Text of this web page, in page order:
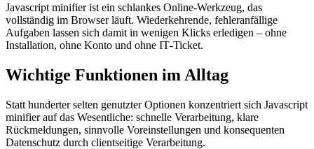
Javascript minifier ist ein schlankes Online‑Werkzeug, das
vollständig im Browser läuft. Wiederkehrende, fehleranfällige
Aufgaben lassen sich damit in wenigen Klicks erledigen – ohne
Installation, ohne Konto und ohne IT‑Ticket.
Wichtige Funktionen im Alltag
Statt hunderter selten genutzter Optionen konzentriert sich Javascript
minifier auf das Wesentliche: schnelle Verarbeitung, klare
Rückmeldungen, sinnvolle Voreinstellungen und konsequenten
Datenschutz durch clientseitige Verarbeitung.